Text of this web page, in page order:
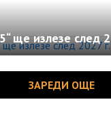
ще излезе след